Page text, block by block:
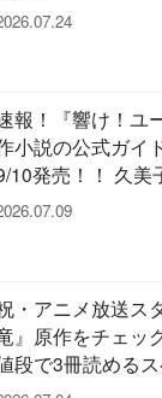
報！『響け！ユ
小説の公式ガイ
発売！！ 久美子たちが引退し
後の書き下ろし
・アニメ放送ス
』原作をチェッ
段で3冊読める
パックのコミッ